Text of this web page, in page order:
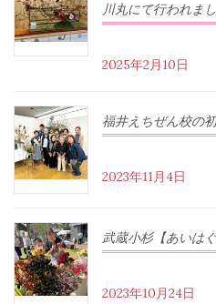
川丸にて行われまし
2025年2月10日
福井えちぜん校の
2023年11月4日
武蔵小杉【あいは
2023年10月24日